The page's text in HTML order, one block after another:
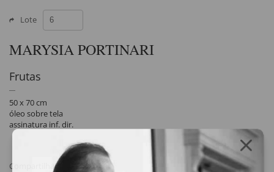
Lote
MARYSIA PORTINARI
Frutas
50 x 70 cm
óleo sobre tela
assinatura inf. dir.
Compartilhar